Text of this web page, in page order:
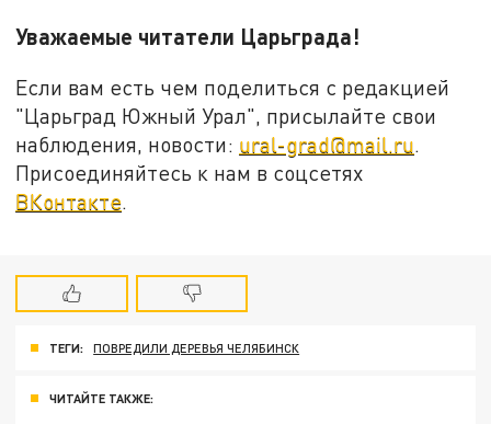
Уважаемые читатели Царьграда!
Если вам есть чем поделиться с редакцией
"Царьград Южный Урал", присылайте свои
наблюдения, новости: ural-grad@mail.ru
Присоединяйтесь к нам в соцсетях
ВКонтакте
ТЕГИ: ПОВРЕДИЛИ ДЕРЕВЬЯ ЧЕЛЯБИНСК
ЧИТАЙТЕ ТАКЖЕ: